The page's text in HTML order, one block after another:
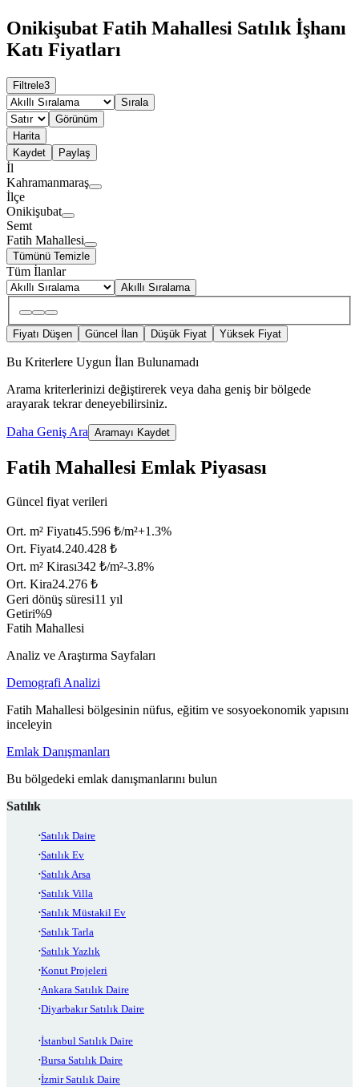
Onikişubat Fatih Mahallesi Satılık İşhanı
Katı Fiyatları
Filtrele3
Sırala
Görünüm
Harita
Kaydet
Paylaş
İl
Kahramanmaraş
İlçe
Onikişubat
Semt
Fatih Mahallesi
Tümünü Temizle
Tüm İlanlar
Akıllı Sıralama
Fiyatı Düşen Güncel İlan Düşük Fiyat Yüksek Fiyat
Bu Kriterlere Uygun İlan Bulunamadı
Arama kriterlerinizi değiştirerek veya daha geniş bir bölgede
arayarak tekrar deneyebilirsiniz.
Daha Geniş Ara Aramayı Kaydet
Fatih Mahallesi Emlak Piyasası
Güncel fiyat verileri
Ort. m² Fiyatı45.596 ₺/m²+1.3%
Ort. Fiyat4.240.428 ₺
Ort. m² Kirası342 ₺/m²-3.8%
Ort. Kira24.276 ₺
Geri dönüş süresi11 yıl
Getiri%9
Fatih Mahallesi
Analiz ve Araştırma Sayfaları
Demografi Analizi
Fatih Mahallesi bölgesinin nüfus, eğitim ve sosyoekonomik yapısını
inceleyin
Emlak Danışmanları
Bu bölgedeki emlak danışmanlarını bulun
Satılık
Satılık Daire
Satılık Ev
Satılık Arsa
Satılık Villa
Satılık Müstakil Ev
Satılık Tarla
Satılık Yazlık
Konut Projeleri
Ankara Satılık Daire
Diyarbakır Satılık Daire
İstanbul Satılık Daire
Bursa Satılık Daire
İzmir Satılık Daire